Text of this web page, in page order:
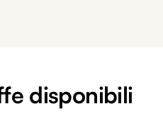
disponibili